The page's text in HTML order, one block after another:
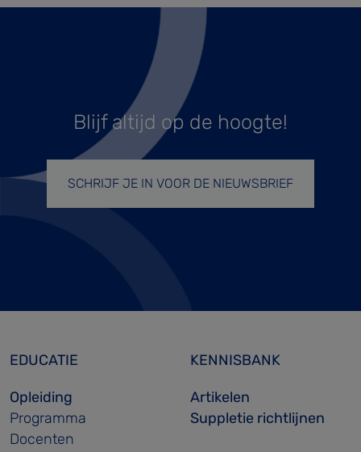
Blijf altijd op de hoogte!
SCHRIJF JE IN VOOR DE NIEUWSBRIEF
EDUCATIE
Opleiding
Programma
Docenten
KENNISBANK
Artikelen
Suppletie richtlijnen